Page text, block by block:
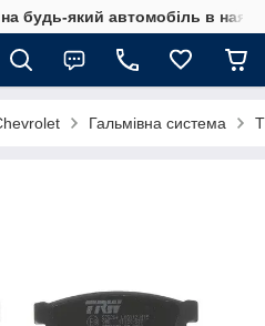
будь-який автомобіль в
Гальмівна система